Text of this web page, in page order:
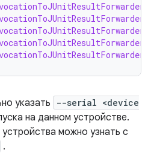
указать
--serial <device
на данном устройстве.
можно узнать с
.